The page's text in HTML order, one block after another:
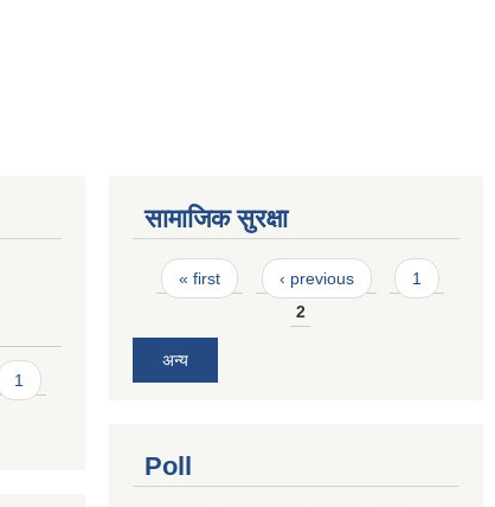
1
सामाजिक सुरक्षा
Pages
« first ‹ previous
1
2
अन्य
Poll